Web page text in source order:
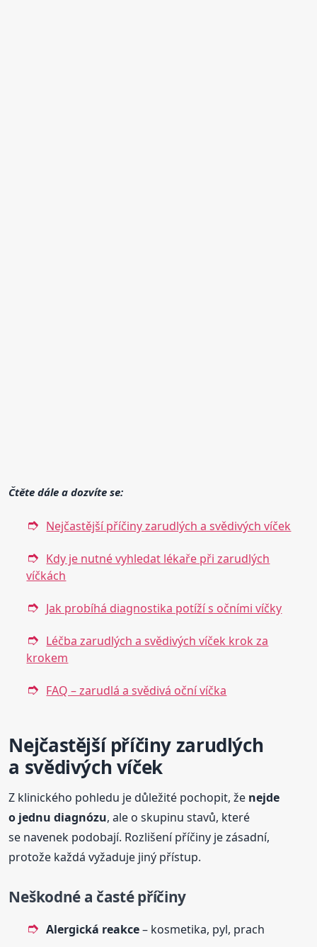
Čtěte dále a dozvíte se:
Nejčastější příčiny zarudlých a svědivých víček
Kdy je nutné vyhledat lékaře při zarudlých
víčkách
Jak probíhá diagnostika potíží s očními víčky
Léčba zarudlých a svědivých víček krok za
krokem
FAQ – zarudlá a svědivá oční víčka
Nejčastější příčiny zarudlých
a svědivých víček
Z klinického pohledu je důležité pochopit, že nejde
o jednu diagnózu, ale o skupinu stavů, které
se navenek podobají. Rozlišení příčiny je zásadní,
protože každá vyžaduje jiný přístup.
Neškodné a časté příčiny
Alergická reakce– kosmetika, pyl, prach